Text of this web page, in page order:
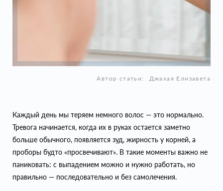
Автор статьи: Джахая Елизавета
Каждый день мы теряем немного волос — это нормально.
Тревога начинается, когда их в руках остается заметно
больше обычного, появляется зуд, жирность у корней, а
проборы будто «просвечивают». В такие моменты важно не
паниковать: с выпадением можно и нужно работать, но
правильно — последовательно и без самолечения.